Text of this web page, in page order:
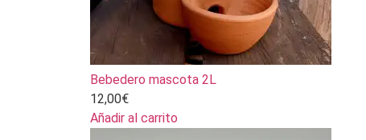
Bebedero mascota 2L
12,00€
Añadir al carrito